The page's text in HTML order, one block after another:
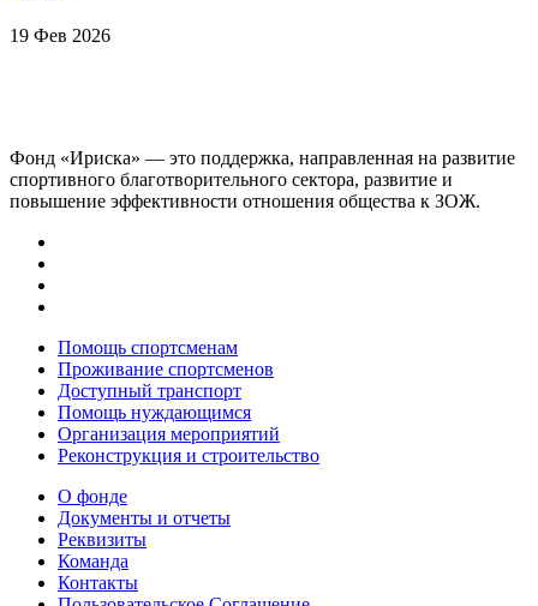
19 Фев 2026
Фонд «Ириска» — это поддержка, направленная на развитие
спортивного благотворительного сектора, развитие и
повышение эффективности отношения общества к ЗОЖ.
Помощь спортсменам
Проживание спортсменов
Доступный транспорт
Помощь нуждающимся
Организация мероприятий
Реконструкция и строительство
О фонде
Документы и отчеты
Реквизиты
Команда
Контакты